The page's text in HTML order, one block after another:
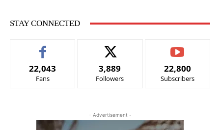
STAY CONNECTED
22,043
Fans
3,889
Followers
22,800
Subscribers
- Advertisement -